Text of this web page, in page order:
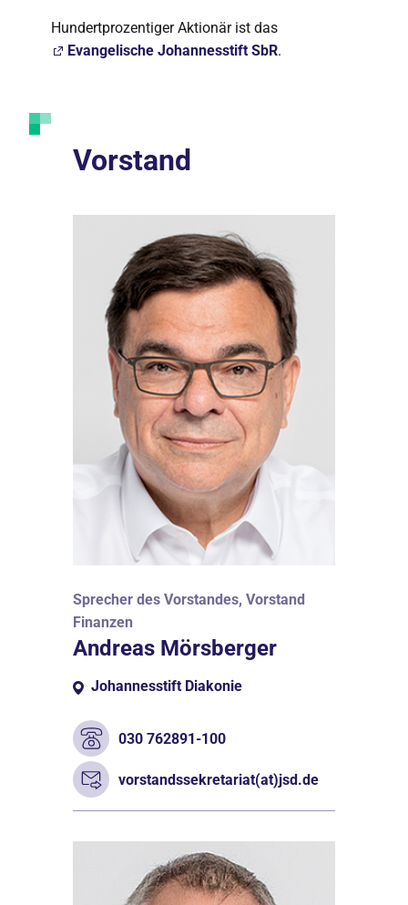
Hundertprozentiger Aktionär ist das
Evangelische Johannesstift SbR.
Vorstand
Sprecher des Vorstandes, Vorstand
Finanzen
Andreas Mörsberger
Johannesstift Diakonie
030 762891-100
vorstandssekretariat(at)jsd.de